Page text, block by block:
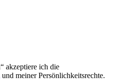
akzeptiere ich die
und meiner Persönlichkeitsrechte.